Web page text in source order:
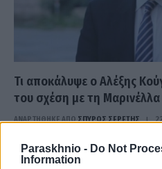
Paraskhnio - Do Not
Information
Τι αποκάλυψε ο Αλέξης
του σχέση με τη
ΑΝΑΡΤΗΘΗΚΕ ΑΠΟΣΠΎΡΟΣ ΣΕΡΈΤΗΣ
«Έκανε χριστιανή την πρώτη μου